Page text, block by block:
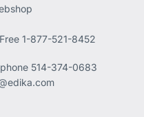
1-877-521-8452
514-374-0683